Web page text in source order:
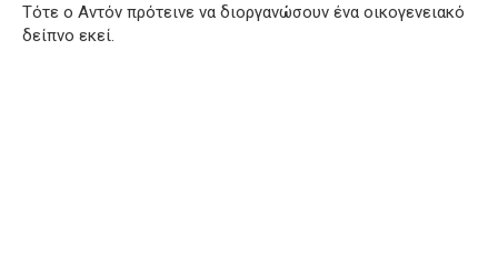
Τότε ο Αντόν πρότεινε να διοργανώσουν ένα οικογενειακό
δείπνο εκεί.